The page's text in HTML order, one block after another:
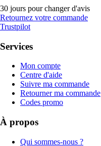
30 jours pour changer d'avis
Retournez votre commande
Trustpilot
Services
Mon compte
Centre d'aide
Suivre ma commande
Retourner ma commande
Codes promo
À propos
Qui sommes-nous ?